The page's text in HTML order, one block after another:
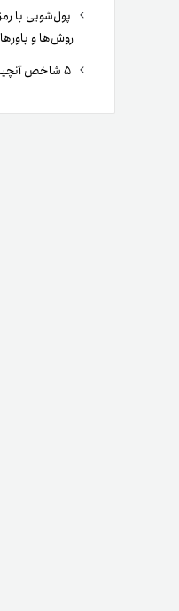
پول‌شویی با
روش‌ها و